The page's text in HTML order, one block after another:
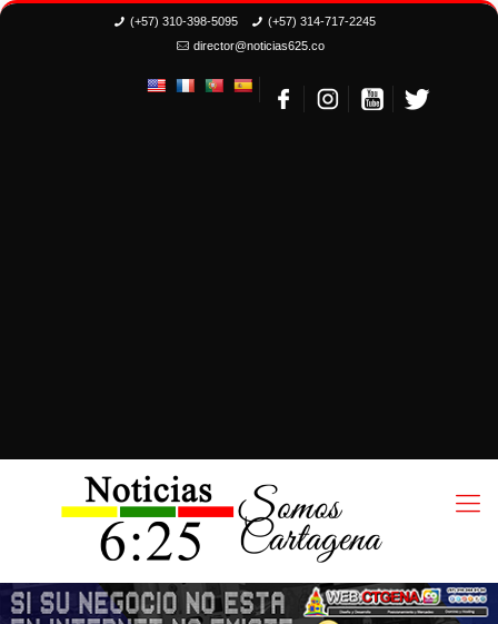
(+57) 310-398-5095
(+57) 314-717-2245
director@noticias625.co